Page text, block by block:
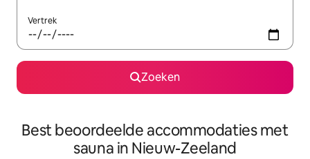
Vertrek
Zoeken
Best beoordeelde accommodaties met
sauna in Nieuw-Zeeland